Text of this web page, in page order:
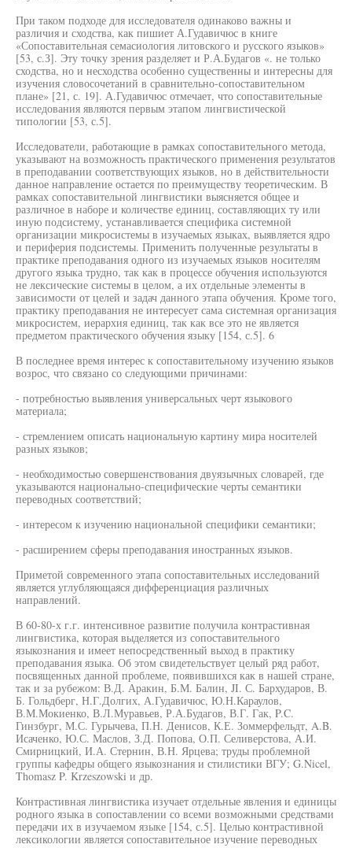
При таком подходе для исследователя одинаково важны и
различия и сходства, как пишиет А.Гудавичюс в книге
«Сопоставительная семасиология литовского и русского языков»
[53, с.З]. Эту точку зрения разделяет и Р.А.Будагов «. не только
сходства, но и несходства особенно существенны и интересны для
изучения словосочетаний в сравнительно-сопоставительном
плане» [21, с. 19]. А.Гудавичюс отмечает, что сопоставительные
исследования являются первым этапом лингвистической
типологии [53, с.5].
Исследователи, работающие в рамках сопоставительного метода,
указывают на возможность практического применения результатов
в преподавании соответствующих языков, но в действительности
данное направление остается по преимуществу теоретическим. В
рамках сопоставительной лингвистики выясняется общее и
различное в наборе и количестве единиц, составляющих ту или
иную подсистему, устанавливается специфика системной
организации микросистемы в изучаемых языках, выявляется ядро
и периферия подсистемы. Применить полученные результаты в
практике преподавания одного из изучаемых языков носителям
другого языка трудно, так как в процессе обучения используются
не лексические системы в целом, а их отдельные элементы в
зависимости от целей и задач данного этапа обучения. Кроме того,
практику преподавания не интересует сама системная организация
микросистем, иерархия единиц, так как все это не является
предметом практического обучения языку [154, с.5]. 6
В последнее время интерес к сопоставительному изучению языков
возрос, что связано со следующими причинами:
- потребностью выявления универсальных черт языкового
материала;
- стремлением описать национальную картину мира носителей
разных языков;
- необходимостью совершенствования двуязычных словарей, где
указываются национально-специфические черты семантики
переводных соответствий;
- интересом к изучению национальной специфики семантики;
- расширением сферы преподавания иностранных языков.
Приметой современного этапа сопоставительных исследований
является углубляющаяся дифференциация различных
направлений.
В 60-80-х г.г. интенсивное развитие получила контрастивная
лингвистика, которая выделяется из сопоставительного
языкознания и имеет непосредственный выход в практику
преподавания языка. Об этом свидетельствует целый ряд работ,
посвященных данной проблеме, появившихся как в нашей стране,
так и за рубежом: В.Д. Аракин, Б.М. Балин, JI. С. Бархударов, В.
Б. Гольдберг, Н.Г.Долгих, А.Гудавичюс, Ю.Н.Караулов,
В.М.Мокиенко, В.Л.Муравьев, Р.А.Будагов, В.Г. Гак, P.C.
Гинзбург, М.С. Гурычева, П.Н. Денисов, К.Е. Зоммерфельдт, A.B.
Исаченко, Ю.С. Маслов, З.Д. Попова, О.П. Селиверстова, А.И.
Смирницкий, И.А. Стернин, В.Н. Ярцева; труды проблемной
группы кафедры общего языкознания и стилистики ВГУ; G.Nicel,
Thomasz P. Krzeszowski и др.
Контрастивная лингвистика изучает отдельные явления и единицы
родного языка в сопоставлении со всеми возможными средствами
передачи их в изучаемом языке [154, с.5]. Целью контрастивной
лексикологии является сопоставительное изучение переводных